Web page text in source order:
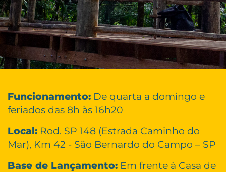
Funcionamento: De quarta a domingo e
feriados das 8h às 16h20
Local: Rod. SP 148 (Estrada Caminho do
Mar), Km 42 - São Bernardo do Campo – SP
Base de Lançamento: Em frente à Casa de